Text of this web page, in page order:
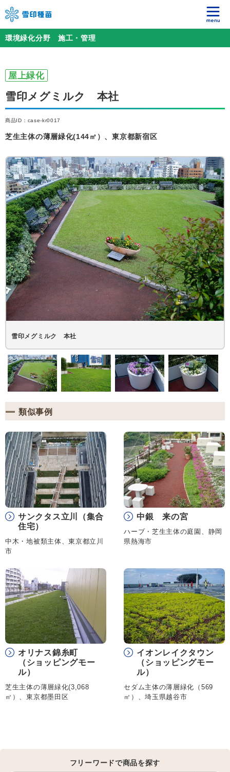
環境緑化分野 施工・管理
屋上緑化
雪印メグミルク 本社
商品ID：case-kr0017
芝生主体の薄層緑化(144㎡）、東京都新宿区
雪印メグミルク 本社
類似事例
サンクタス立川（集合
住宅）
中木・地被類主体、東京都立川
市
中銀 来の宮
ハーブ・芝生主体の庭園、静岡
県熱海市
オリナス錦糸町
（ショッピングモー
ル）
芝生主体の薄層緑化(3,068
㎡）、東京都墨田区
イオンレイクタウン
（ショッピングモー
ル）
セダム主体の薄層緑化（569
㎡）、埼玉県越谷市
フリーワードで商品を探す